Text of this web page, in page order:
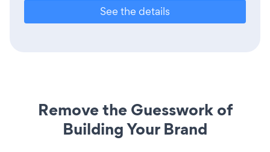
See the details
Remove the Guesswork of
Building Your Brand